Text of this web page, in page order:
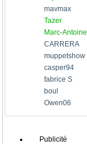
mavmax
Tazer
Marc-Antoine
CARRERA
muppetshow
casper94
fabrice S
boul
Owen06
Publicité